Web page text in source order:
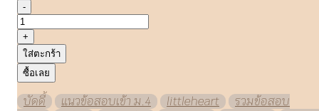
-
+
ใส่ตะกร้า
ซื้อเลย
บัดดี้ แนวข้อสอบเข้า ม.4 littleheart
รวมข้อสอบ